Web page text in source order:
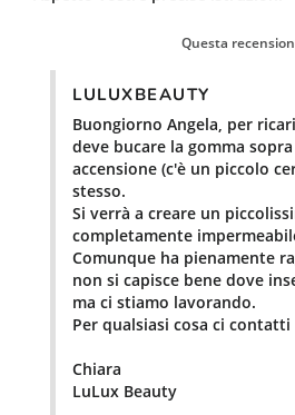
Questa
LULUXBEAUTY
Buongiorno Angela, per
deve bucare la gomma
accensione (c'è un piccolo
stesso.
Si verrà a creare un
completamente
Comunque ha pienamente
non si capisce bene dove
ma ci stiamo lavorando.
Per qualsiasi cosa ci
Chiara
LuLux Beauty